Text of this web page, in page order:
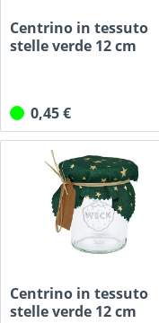
Centrino in tessuto
stelle verde 12 cm
0,45 €
Centrino in tessuto
stelle verde 12 cm